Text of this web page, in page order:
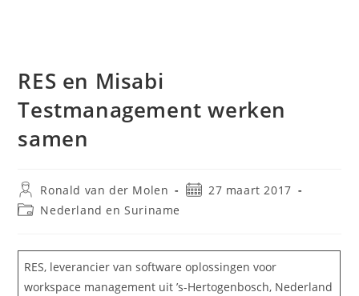
RES en Misabi
Testmanagement werken
samen
Ronald van der Molen
27 maart 2017
Nederland en Suriname
RES, leverancier van software oplossingen voor
workspace management uit ’s-Hertogenbosch, Nederland